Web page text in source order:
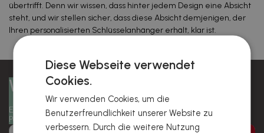
übertrifft. Denn wir wissen, dass hinter jedem Design eine Absicht
steht, und wir stellen sicher, dass diese Absicht demjenigen, der
Ihren personalisierten Schlüsselanhänger erhält, klar ist.
Werden Sie ein Qustommizer!
Erhalten Sie exklusive Angebote und Rabatte in Ihrem
Posteingang.
Diese Webseite verwendet
Cookies.
Wir verwenden Cookies, um die
Benutzerfreundlichkeit unserer Website zu
verbessern. Durch die weitere Nutzung